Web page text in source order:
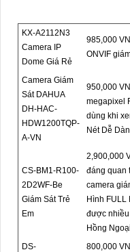
KX-A2112N3
Camera IP
Dome Giá Rẻ
985,000
ONVIF
Camera Giám
Sát DAHUA
DH-HAC-
HDW1200TQP-
A-VN
950,000
megapixel
dùng khi
Nét Dễ
CS-BM1-R100-
2D2WF-Be
Giám Sát Trẻ
Em
2,900,000
đáng quan
camera
Hình FULL
được
Hồng
DS-
800,000